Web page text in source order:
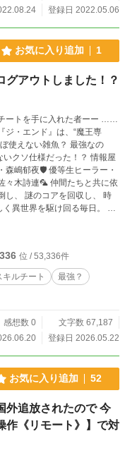
いたのは誰なのか…｣ ???
登録日 2022.05.06
お気に入り追加 1
グアウトしました！？
ソ仕様だった！？ 情報屋
森嶋郁夜🛡 優等生ヒーラー・
間たちと共に依
し、 謎のコアを回収し、 時
異世界を駆け回る毎日。 し
がる不穏な影も動き始めて
界ファンタジー！
位 / 53,336件
キルチート
最強？
感想数 0
文字数 67,187
登録日 2026.05.22
お気に入り追加 52
外追放されたので 今
作《リモート》】で対